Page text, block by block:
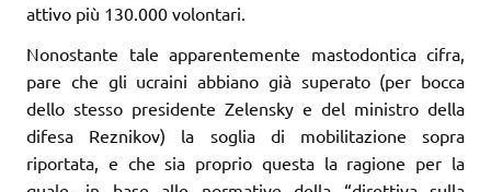
attivo più 130.000 volontari.
Nonostante tale apparentemente mastodontica cifra,
pare che gli ucraini abbiano già superato (per bocca
dello stesso presidente Zelensky e del ministro della
difesa Reznikov) la soglia di mobilitazione sopra
riportata, e che sia proprio questa la ragione per la